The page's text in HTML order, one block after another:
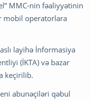
MMC-nin fəaliyyətinin
mobil operatorlara
layihə İnformasiya
(İKTA) və bazar
keçirilib.
abunəçiləri qəbul